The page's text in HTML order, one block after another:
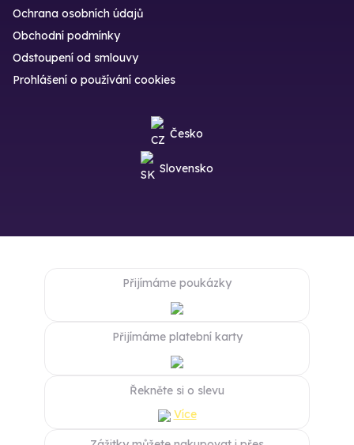
Ochrana osobních údajů
Obchodní podmínky
Odstoupení od smlouvy
Prohlášení o používání cookies
Česko
Slovensko
Přijímáme poukázky
Přijímáme platební karty
Řekněte si o slevu
Více